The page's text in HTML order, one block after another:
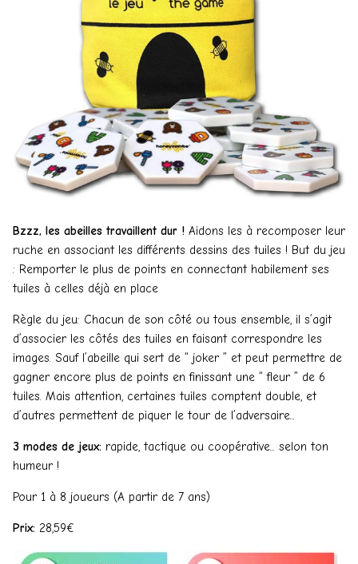
Bzzz, les abeilles travaillent dur ! Aidons les à recomposer leur
ruche en associant les différents dessins des tuiles ! But du jeu
: Remporter le plus de points en connectant habilement ses
tuiles à celles déjà en place
Règle du jeu: Chacun de son côté ou tous ensemble, il s’agit
d’associer les côtés des tuiles en faisant correspondre les
images. Sauf l’abeille qui sert de “ joker ” et peut permettre de
gagner encore plus de points en finissant une “ fleur ” de 6
tuiles. Mais attention, certaines tuiles comptent double, et
d’autres permettent de piquer le tour de l’adversaire...
3 modes de jeux: rapide, tactique ou coopérative... selon ton
humeur !
Pour 1 à 8 joueurs (A partir de 7 ans)
Prix: 28,59€